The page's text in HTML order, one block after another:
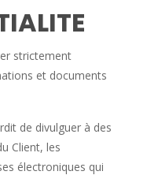
strictement
et documents
de divulguer à des
Client, les
électroniques qui